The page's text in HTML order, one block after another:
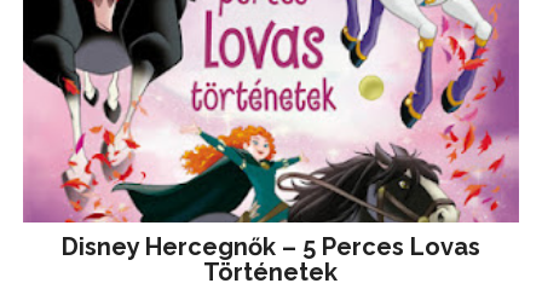
Disney ​Hercegnők – 5 Perces Lovas
Történetek